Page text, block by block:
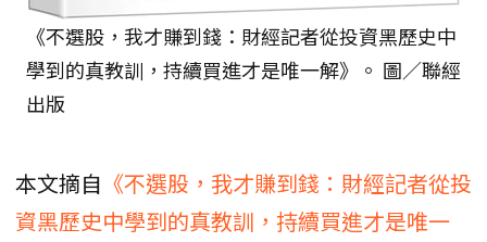
《不選股，我才賺到錢：財經記者從投資黑歷史中
學到的真教訓，持續買進才是唯一解》。 圖／聯經
出版
本文摘自 《不選股，我才賺到錢：財經記者從投
資黑歷史中學到的真教訓，持續買進才是唯一